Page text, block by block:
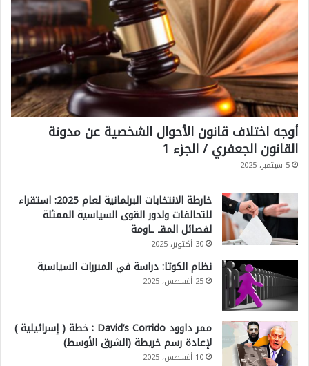
أوجه اختلاف قانون الأحوال الشخصية عن مدونة
القانون الجعفري / الجزء 1
5 سبتمبر، 2025
خارطة الانتخابات البرلمانية لعام 2025: استقراء
للتحالفات ولدور القوى السياسية الممثلة
لفصائل المقـ ـاومة
30 أكتوبر، 2025
نظام الكوتا: دراسة في المبررات السياسية
25 أغسطس، 2025
ممر داوود David’s Corrido : خطة ( إسرائيلية )
لإعادة رسم خريطة (الشرق الأوسط)
10 أغسطس، 2025